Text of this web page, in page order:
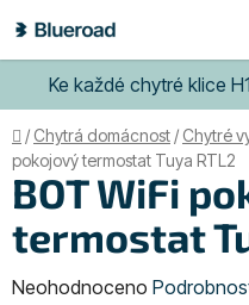
na
obsah
Ke každé chytré klice
Domů
/ Chytrá domácnost / Chytré
pokojový termostat Tuya RTL2
BOT WiFi
termostat
Průměrné
Neohodnoceno